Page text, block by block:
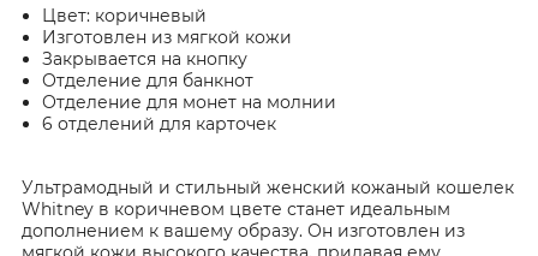
Цвет: коричневый
Изготовлен из мягкой кожи
Закрывается на кнопку
Отделение для банкнот
Отделение для монет на молнии
6 отделений для карточек
Ультрамодный и стильный женский кожаный кошелек
Whitney в коричневом цвете станет идеальным
дополнением к вашему образу. Он изготовлен из